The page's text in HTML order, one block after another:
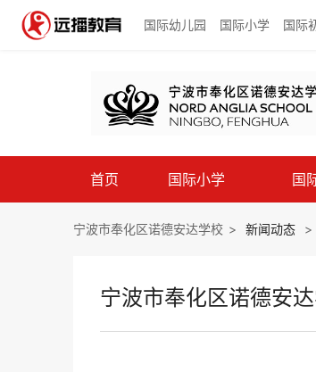
国际幼儿园 国际小学 国际
首页 国际小学 国
宁波市奉化区诺德安达学校 > 新闻动态 >
宁波市奉化区诺德安